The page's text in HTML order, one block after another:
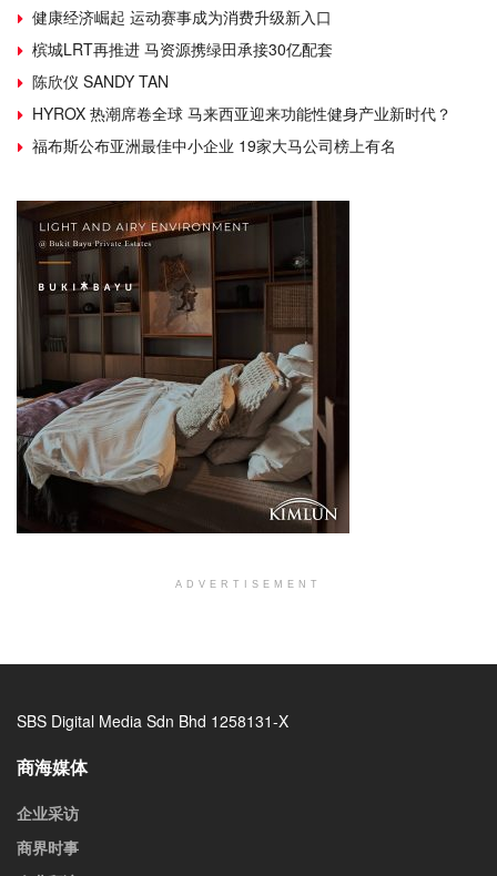
健康经济崛起 运动赛事成为消费升级新入口
槟城LRT再推进 马资源携绿田承接30亿配套
陈欣仪 SANDY TAN
HYROX 热潮席卷全球 马来西亚迎来功能性健身产业新时代？
福布斯公布亚洲最佳中小企业 19家大马公司榜上有名
ADVERTISEMENT
SBS Digital Media Sdn Bhd 1258131-X
商海媒体
企业采访
商界时事